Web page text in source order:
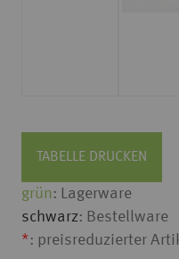
TABELLE DRUCKEN
grün: Lagerware
schwarz: Bestellware
*: preisreduzierter